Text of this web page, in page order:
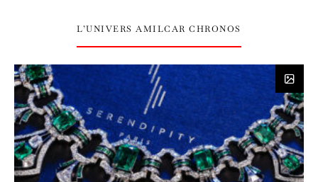
L’UNIVERS AMILCAR CHRONOS